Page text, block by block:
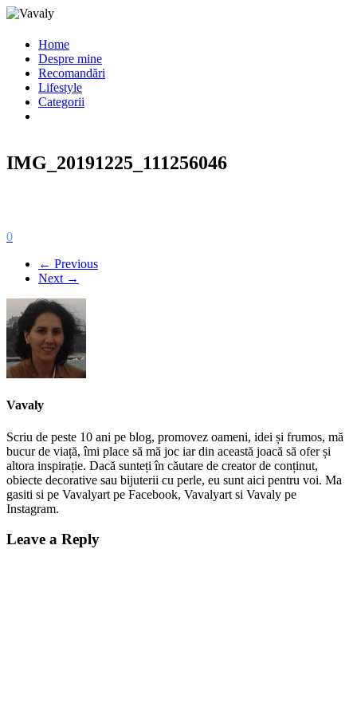
Home
Despre mine
Recomandări
Lifestyle
Categorii
IMG_20191225_111256046
0
← Previous
Next →
Vavaly
Scriu de peste 10 ani pe blog, promovez oameni, idei și frumos, mă
bucur de viață, îmi place să mă joc iar din această joacă să ofer și
altora inspirație. Dacă sunteți în căutare de creator de conținut,
obiecte decorative sau bijuterii cu perle, eu sunt aici pentru voi. Ma
gasiti si pe Vavalyart pe Facebook, Vavalyart si Vavaly pe
Instagram.
Leave a Reply